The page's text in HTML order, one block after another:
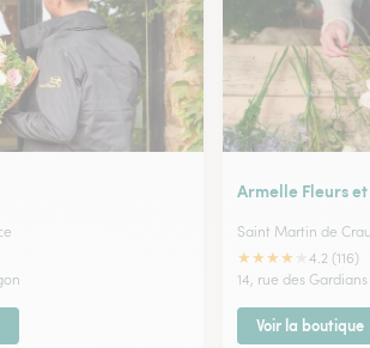
Armelle Fleurs
Saint Martin de Crau
★★★★
4.2 (116)
14, rue des Gardians
Voir la boutique